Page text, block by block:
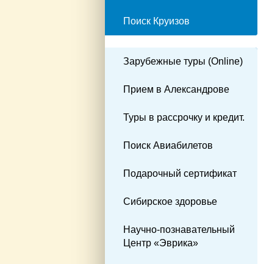
Поиск Круизов
Зарубежные туры (Online)
Прием в Александрове
Туры в рассрочку и кредит.
Поиск Авиабилетов
Подарочный сертификат
Сибирское здоровье
Научно-познавательный
Центр «Эврика»